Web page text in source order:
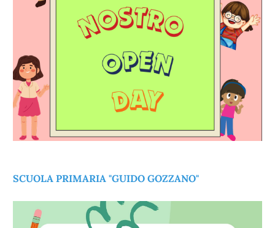
SCUOLA PRIMARIA "GUIDO GOZZANO"